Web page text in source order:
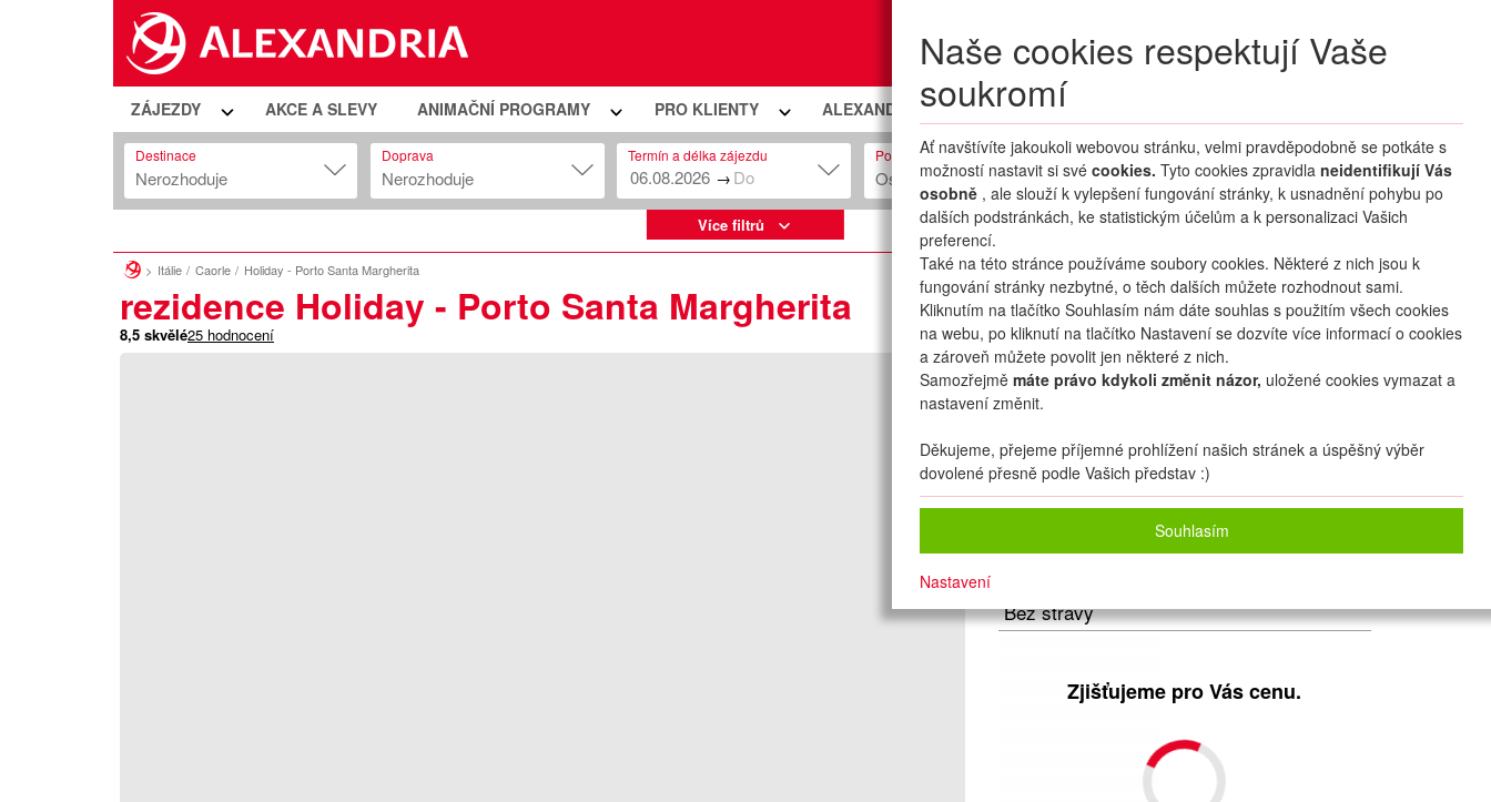
MojePřihlášení
Naše cookies respektují Vaše
soukromí
Ať navštívíte jakoukoli webovou stránku, velmi pravděpodobně se potkáte s
možností nastavit si své cookies. Tyto cookies zpravidla neidentifikují Vás
osobně , ale slouží k vylepšení fungování stránky, k usnadnění pohybu po
dalších podstránkách, ke statistickým účelům a k personalizaci Vašich
preferencí.
Také na této stránce používáme soubory cookies. Některé z nich jsou k
fungování stránky nezbytné, o těch dalších můžete rozhodnout sami.
Kliknutím na tlačítko Souhlasím nám dáte souhlas s použitím všech cookies
na webu, po kliknutí na tlačítko Nastavení se dozvíte více informací o cookies
a zároveň můžete povolit jen některé z nich.
Samozřejmě máte právo kdykoli změnit názor, uložené cookies vymazat a
nastavení změnit.
Děkujeme, přejeme příjemné prohlížení našich stránek a úspěšný výběr
dovolené přesně podle Vašich představ :)
Souhlasím
Nastavení
ZÁJEZDY AKCE A SLEVY ANIMAČNÍ PROGRAMY PRO KLIENTY ALEXANDRIA PREMIUM CLUB
Destinace
Nerozhoduje
Doprava
Nerozhoduje
Termín a délka zájezdu
→
Počet osob
Osob: 2 + 0 HLEDAT ZÁJEZDY
Více filtrů
Itálie Caorle Holiday - Porto Santa Margherita
rezidence Holiday - Porto Santa Margherita
8,5 skvělé25 hodnocení mapa oblíbené sdílet
08.08. – 15.08.2026 (8 dní/7 nocí)
Doprava
Vlastní
2 dospělí+0 dětí
Bez stravy
Zjišťujeme pro Vás cenu.